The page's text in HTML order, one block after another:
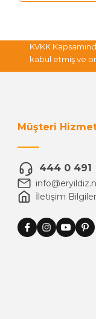
KVKK
kabul etmiş ve
Müşteri
444 0 491
İletişim